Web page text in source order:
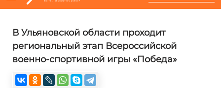
В Ульяновской области проходит
региональный этап Всероссийской
военно-спортивной игры «Победа»